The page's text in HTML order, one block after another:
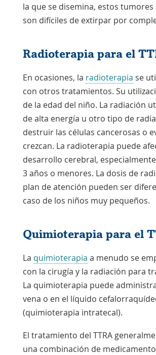
la que se disemina, estos
son difíciles de extirpar por
Radioterapia para el
En ocasiones, la radioterapia se
con otros tratamientos. Su
de la edad del niño. La radiación
de alta energía u otro tipo de
destruir las células cancerosas o
crezcan. La radioterapia puede
desarrollo cerebral,
3 años o menores. La dosis de
plan de atención pueden ser
caso de los niños muy pequeños.
Quimioterapia para el
La quimioterapia a menudo se
con la cirugía y la radiación para
La quimioterapia puede
vena o en el líquido
(quimioterapia intratecal).
El tratamiento del TTRA
una combinación de